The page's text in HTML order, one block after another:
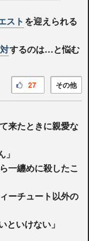
スト を迎えられる
するのは…と悩む
その他
27
来たときに親愛な
一纏めに殺したこ
ーチュート以外の
といけない」